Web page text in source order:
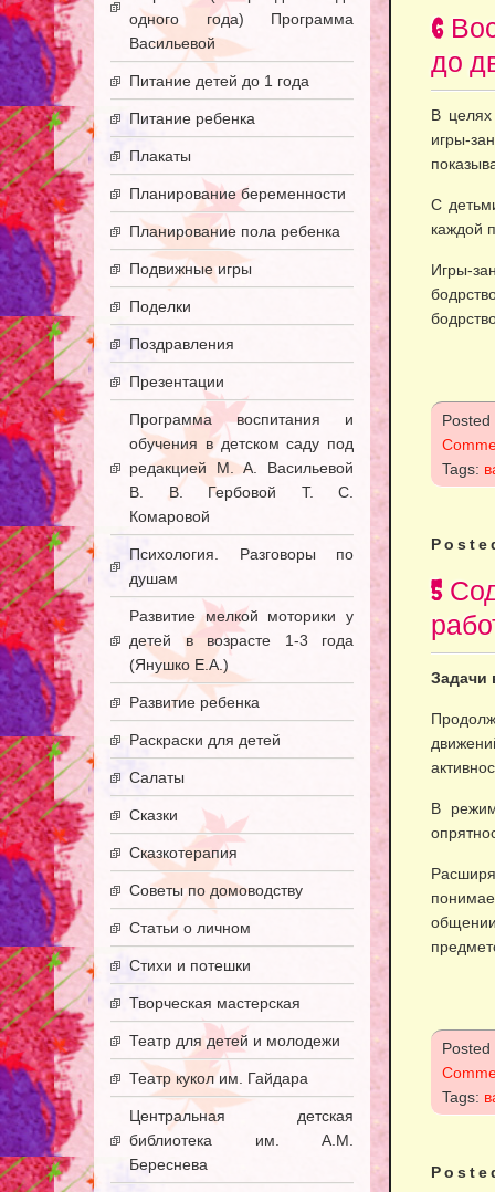
6
до
В целях
игры-
С
каждой
Игры-
Tags:
5
Задачи
В
Tags:
одного года) Программа
Васильевой
Питание детей до 1 года
Питание ребенка
Плакаты
Планирование беременности
Планирование пола ребенка
Подвижные игры
Поделки
Поздравления
Презентации
Программа воспитания и
обучения в детском саду под
редакцией М. А. Васильевой
В. В. Гербовой Т. С.
Комаровой
Психология. Разговоры по
душам
Развитие мелкой моторики у
детей в возрасте 1-3 года
(Янушко Е.А.)
Развитие ребенка
Раскраски для детей
Салаты
Сказки
Сказкотерапия
Советы по домоводству
Статьи о личном
Стихи и потешки
Творческая мастерская
Театр для детей и молодежи
Театр кукол им. Гайдара
Центральная детская
библиотека им. А.М.
Береснева